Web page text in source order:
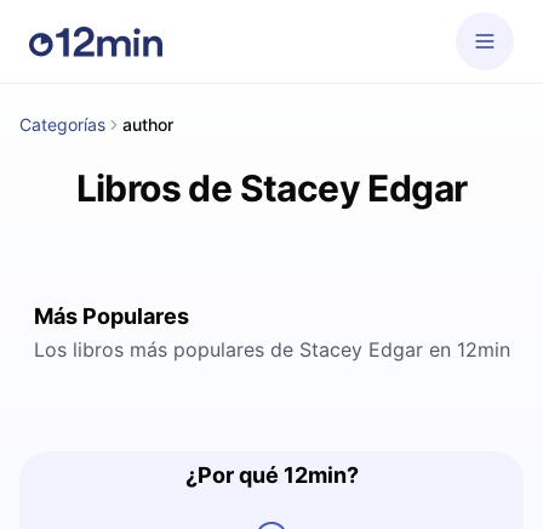
Categorías author
Libros de Stacey Edgar
Más Populares
Los libros más populares de Stacey Edgar en 12min
¿Por qué 12min?